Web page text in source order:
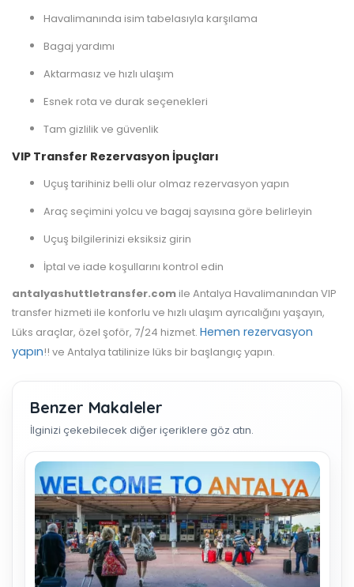
Havalimanında isim tabelasıyla karşılama
Bagaj yardımı
Aktarmasız ve hızlı ulaşım
Esnek rota ve durak seçenekleri
Tam gizlilik ve güvenlik
VIP Transfer Rezervasyon İpuçları
Uçuş tarihiniz belli olur olmaz rezervasyon yapın
Araç seçimini yolcu ve bagaj sayısına göre belirleyin
Uçuş bilgilerinizi eksiksiz girin
İptal ve iade koşullarını kontrol edin
antalyashuttletransfer.com ile Antalya Havalimanından VIP
transfer hizmeti ile konforlu ve hızlı ulaşım ayrıcalığını yaşayın,
Lüks araçlar, özel şoför, 7/24 hizmet. Hemen rezervasyon
yapın!! ve Antalya tatilinize lüks bir başlangıç yapın.
Benzer Makaleler
İlginizi çekebilecek diğer içeriklere göz atın.